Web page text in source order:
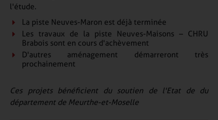
l'étude.
La piste Neuves-Maron est déjà terminée
Les travaux de la piste Neuves-Maisons – CHRU
Brabois sont en cours d'achèvement
D'autres aménagement démarreront très
prochainement
Ces projets bénéficient du soutien de l'Etat de du
département de Meurthe-et-Moselle